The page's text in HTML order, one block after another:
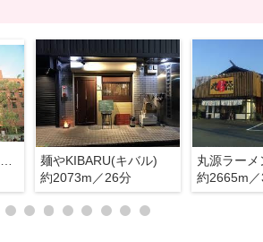
麺やKIBARU(キバル)
約2073m／26分
丸源ラーメ
約2665m